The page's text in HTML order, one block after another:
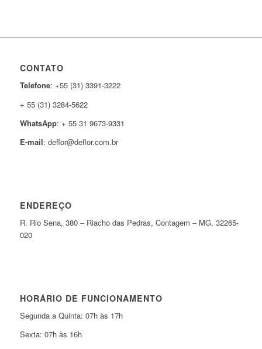
CONTATO
Telefone: +55 (31) 3391-3222
+ 55 (31) 3284-5622
WhatsApp: + 55 31 9673-9331
E-mail: deflor@deflor.com.br
ENDEREÇO
R. Rio Sena, 380 – Riacho das Pedras, Contagem – MG, 32265-
020
HORÁRIO DE FUNCIONAMENTO
Segunda a Quinta: 07h às 17h
Sexta: 07h às 16h